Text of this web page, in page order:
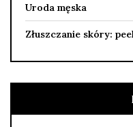
Uroda męska
Złuszczanie skóry: